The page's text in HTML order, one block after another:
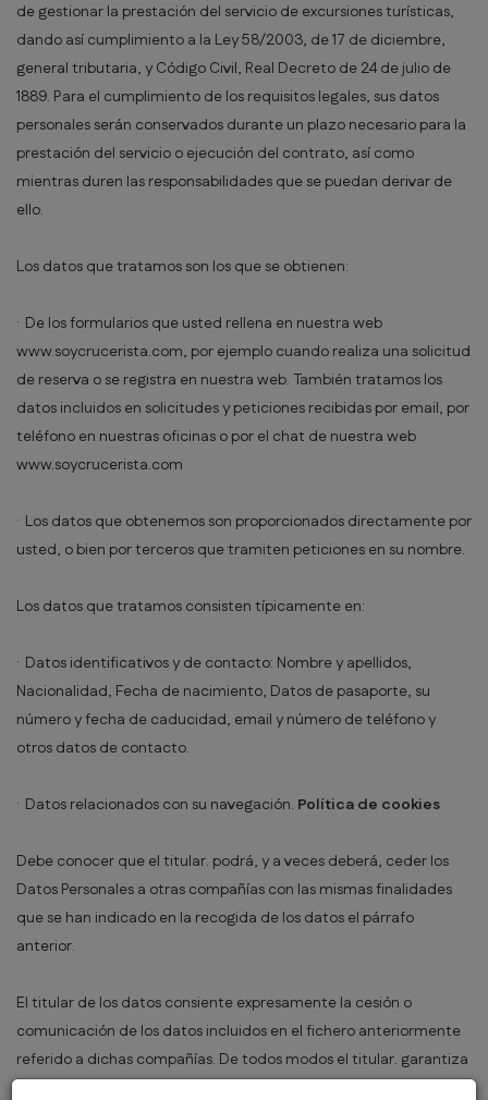
de gestionar la prestación del servicio de excursiones turísticas,
dando así cumplimiento a la Ley 58/2003, de 17 de diciembre,
general tributaria, y Código Civil, Real Decreto de 24 de julio de
1889. Para el cumplimiento de los requisitos legales, sus datos
personales serán conservados durante un plazo necesario para la
prestación del servicio o ejecución del contrato, así como
mientras duren las responsabilidades que se puedan derivar de
ello.
Los datos que tratamos son los que se obtienen:
· De los formularios que usted rellena en nuestra web
www.soycrucerista.com, por ejemplo cuando realiza una solicitud
de reserva o se registra en nuestra web. También tratamos los
datos incluidos en solicitudes y peticiones recibidas por email, por
teléfono en nuestras oficinas o por el chat de nuestra web
www.soycrucerista.com
· Los datos que obtenemos son proporcionados directamente por
usted, o bien por terceros que tramiten peticiones en su nombre.
Los datos que tratamos consisten típicamente en:
· Datos identificativos y de contacto: Nombre y apellidos,
Nacionalidad, Fecha de nacimiento, Datos de pasaporte, su
número y fecha de caducidad, email y número de teléfono y
otros datos de contacto.
· Datos relacionados con su navegación. Política de cookies
Debe conocer que el titular. podrá, y a veces deberá, ceder los
Datos Personales a otras compañías con las mismas finalidades
que se han indicado en la recogida de los datos el párrafo
anterior.
El titular de los datos consiente expresamente la cesión o
comunicación de los datos incluidos en el fichero anteriormente
referido a dichas compañías. De todos modos el titular. garantiza